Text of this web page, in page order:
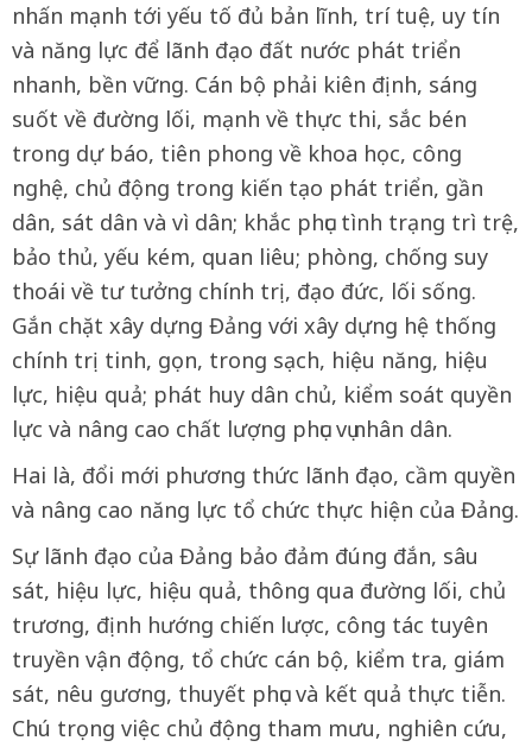
nhấn mạnh tới yếu tố đủ bản lĩnh, trí tuệ, uy tín
và năng lực để lãnh đạo đất nước phát triển
nhanh, bền vững. Cán bộ phải kiên định, sáng
suốt về đường lối, mạnh về thực thi, sắc bén
trong dự báo, tiên phong về khoa học, công
nghệ, chủ động trong kiến tạo phát triển, gần
dân, sát dân và vì dân; khắc phục tình trạng trì trệ,
bảo thủ, yếu kém, quan liêu; phòng, chống suy
thoái về tư tưởng chính trị, đạo đức, lối sống.
Gắn chặt xây dựng Đảng với xây dựng hệ thống
chính trị tinh, gọn, trong sạch, hiệu năng, hiệu
lực, hiệu quả; phát huy dân chủ, kiểm soát quyền
lực và nâng cao chất lượng phục vụ nhân dân.
Hai là, đổi mới phương thức lãnh đạo, cầm quyền
và nâng cao năng lực tổ chức thực hiện của Đảng.
Sự lãnh đạo của Đảng bảo đảm đúng đắn, sâu
sát, hiệu lực, hiệu quả, thông qua đường lối, chủ
trương, định hướng chiến lược, công tác tuyên
truyền vận động, tổ chức cán bộ, kiểm tra, giám
sát, nêu gương, thuyết phục và kết quả thực tiễn.
Chú trọng việc chủ động tham mưu, nghiên cứu,